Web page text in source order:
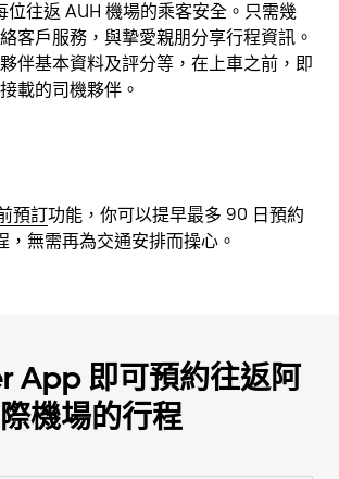
位往返 AUH 機場的乘客安全。只需幾
客戶服務，與摯愛親朋分享行程資訊。
伴基本資料及評分等，在上車之前，即
載的司機夥伴。
預訂功能，你可以提早最多 90 日預約
，無需再為交通安排而操心。
App 即可預約往返阿
機場的行程